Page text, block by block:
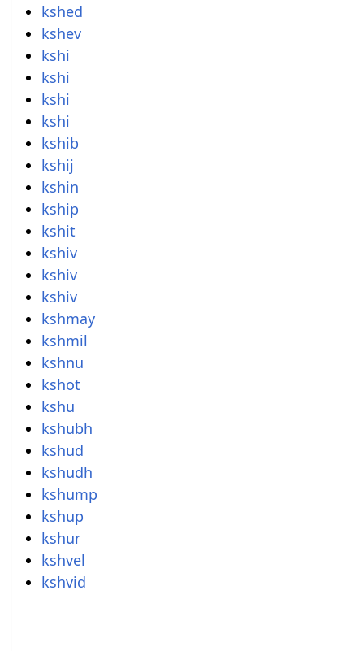
kshed
kshev
kshi
kshi
kshi
kshi
kshib
kshij
kshin
kship
kshit
kshiv
kshiv
kshiv
kshmay
kshmil
kshnu
kshot
kshu
kshubh
kshud
kshudh
kshump
kshup
kshur
kshvel
kshvid